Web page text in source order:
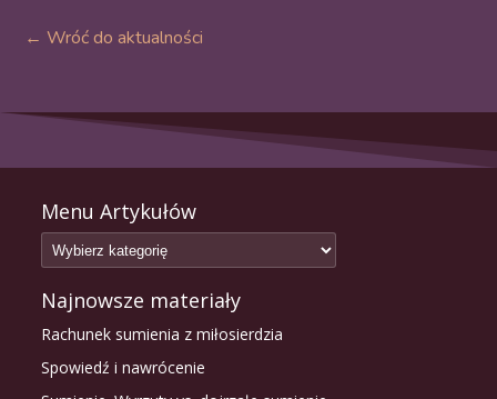
← Wróć do aktualności
Menu Artykułów
Najnowsze materiały
Rachunek sumienia z miłosierdzia
Spowiedź i nawrócenie